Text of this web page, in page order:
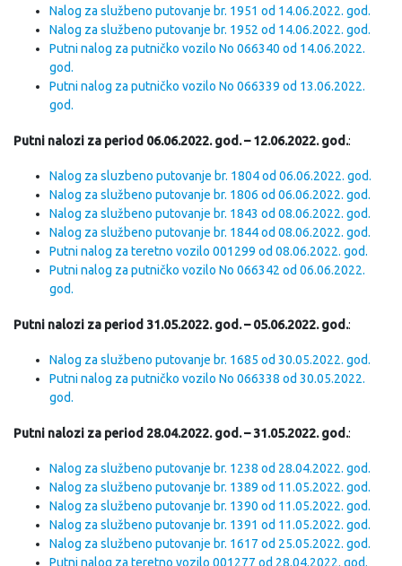
Nalog za službeno putovanje br. 1951 od 14.06.2022. god.
Nalog za službeno putovanje br. 1952 od 14.06.2022. god.
Putni nalog za putničko vozilo No 066340 od 14.06.2022.
god.
Putni nalog za putničko vozilo No 066339 od 13.06.2022.
god.
Putni nalozi za period 06.06.2022. god. – 12.06.2022. god.:
Nalog za sluzbeno putovanje br. 1804 od 06.06.2022. god.
Nalog za službeno putovanje br. 1806 od 06.06.2022. god.
Nalog za službeno putovanje br. 1843 od 08.06.2022. god.
Nalog za službeno putovanje br. 1844 od 08.06.2022. god.
Putni nalog za teretno vozilo 001299 od 08.06.2022. god.
Putni nalog za putničko vozilo No 066342 od 06.06.2022.
god.
Putni nalozi za period 31.05.2022. god. – 05.06.2022. god.:
Nalog za službeno putovanje br. 1685 od 30.05.2022. god.
Putni nalog za putničko vozilo No 066338 od 30.05.2022.
god.
Putni nalozi za period 28.04.2022. god. – 31.05.2022. god.:
Nalog za službeno putovanje br. 1238 od 28.04.2022. god.
Nalog za službeno putovanje br. 1389 od 11.05.2022. god.
Nalog za službeno putovanje br. 1390 od 11.05.2022. god.
Nalog za službeno putovanje br. 1391 od 11.05.2022. god.
Nalog za službeno putovanje br. 1617 od 25.05.2022. god.
Putni nalog za teretno vozilo 001277 od 28.04.2022. god.